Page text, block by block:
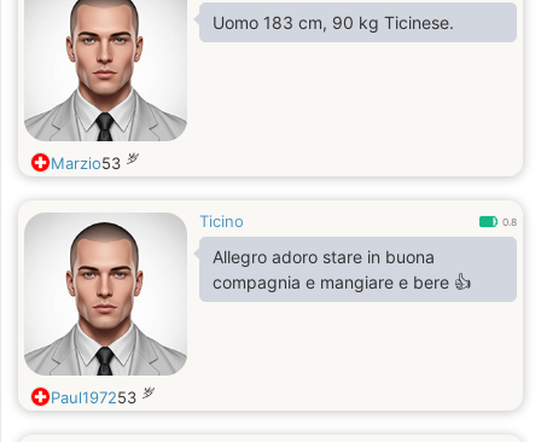
Uomo 183 cm, 90 kg Ticinese.
Marzio53 岁
Ticino 0.8
Allegro adoro stare in buona
compagnia e mangiare e bere 👍
Paul197253 岁